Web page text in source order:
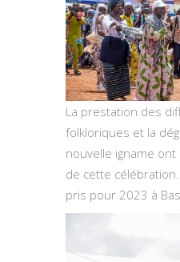
La prestation des
folkloriques et la
nouvelle igname
de cette
pris pour 2023 à